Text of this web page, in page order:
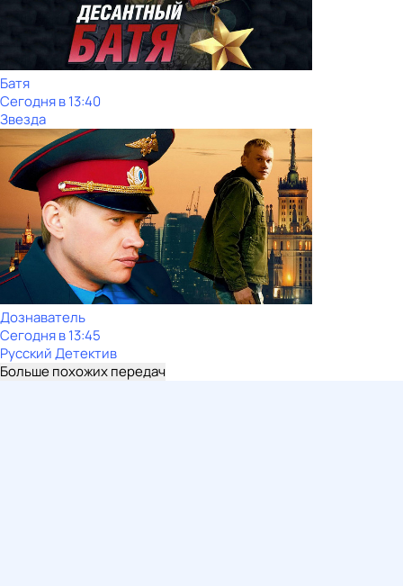
Батя
Сегодня в 13:40
Звезда
Дознаватель
Сегодня в 13:45
Русский Детектив
Больше похожих передач